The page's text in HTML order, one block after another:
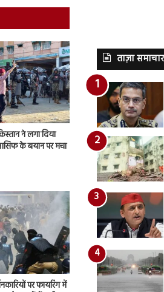
ने लगा दिया
के बयान पर मचा
पर फायरिंग में
ताज़ा समाचार